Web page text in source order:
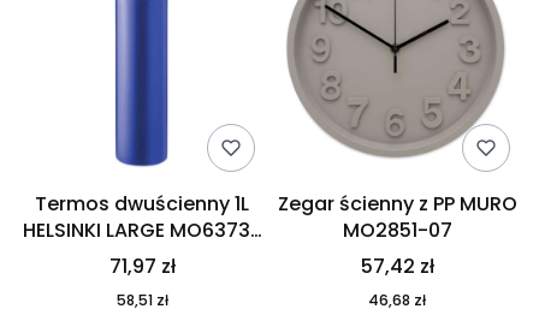
Termos dwuścienny 1L
HELSINKI LARGE MO6373-
04
71,97 zł
58,51 zł
Zegar ścienny z PP MURO
MO2851-07
57,42 zł
46,68 zł